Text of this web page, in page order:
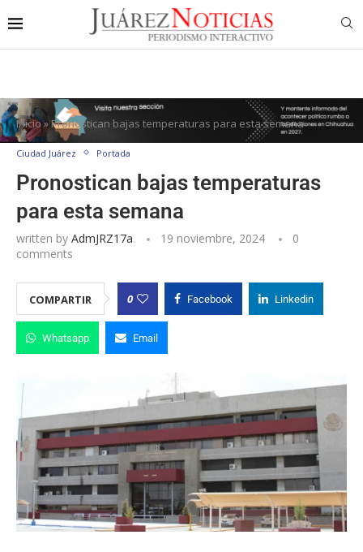
Inicio»Pronostican bajas temperaturas para esta semana
Ciudad Juárez Portada
Pronostican bajas temperaturas
para esta semana
written by AdmJRZ17a 19 noviembre, 2024
0
comments
COMPARTIR 0 Facebook Linkedin
Whatsapp Email